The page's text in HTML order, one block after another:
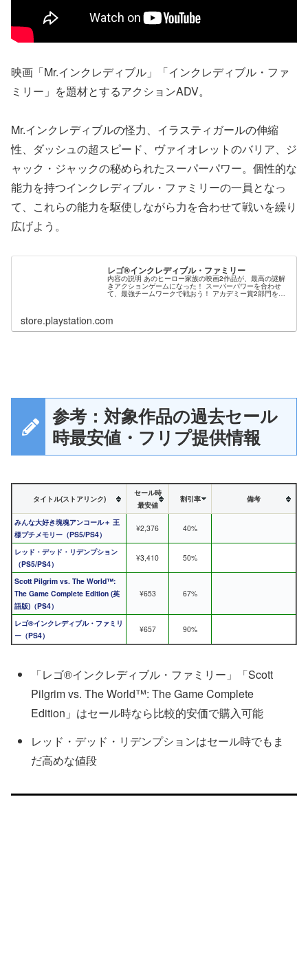
映画「Mr.インクレディブル」「インクレディブル・ファ
ミリー」を題材とするアクションADV。
Mr.インクレディブルの怪力、イラスティガールの伸縮
性、ダッシュの超スピード、ヴァイオレットのバリア、ジ
ャック・ジャックの秘められたスーパーパワー。個性的な
能力を持つインクレディブル・ファミリーの一員となっ
て、これらの能力を駆使しながら力を合わせて戦いを繰り
広げよう。
レゴ®インクレディブル・ファミリー
内容の説明 あのヒーロー家族の映画2作品が、最高の謎解
きアクションゲームになった！ スーパーパワーを合わせ
て、最強チームワークで戦おう！ アカデミー賞2部門を受
賞した『Mr.インクレディブル』。その新作が8月1日に、
store.playstation.com
参考：対象作品の過去セール
時最安値・フリプ提供情報
タイトル(ストアリンク)
セール時
最安値
割引率 備考
みんな大好き塊魂アンコール＋ 王
様プチメモリー（PS5/PS4）
¥2,376 40%
レッド・デッド・リデンプション
（PS5/PS4）
¥3,410 50%
Scott Pilgrim vs. The World™:
The Game Complete Edition (英
語版)（PS4）
¥653 67%
レゴ®インクレディブル・ファミリ
ー（PS4）
¥657 90%
「レゴ®インクレディブル・ファミリー」「Scott
Pilgrim vs. The World™: The Game Complete
Edition」はセール時なら比較的安価で購入可能
レッド・デッド・リデンプションはセール時でもま
だ高めな値段